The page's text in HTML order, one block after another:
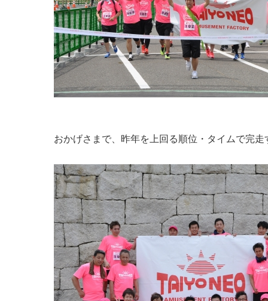
おかげさまで、昨年を上回る順位・タイムで完